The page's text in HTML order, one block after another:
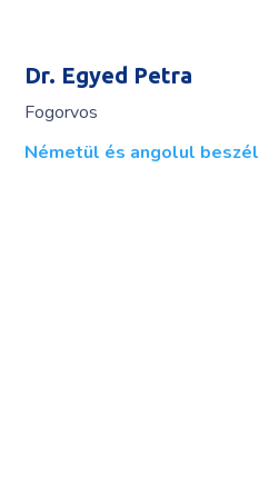
Dr. Egyed Petra
Fogorvos
Németül és angolul beszél